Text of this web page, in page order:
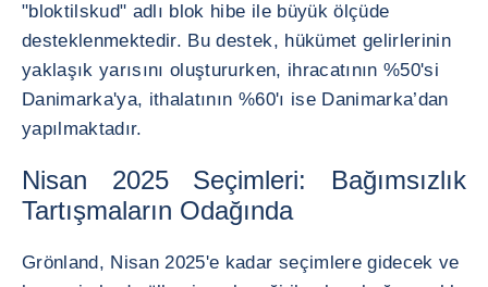
"bloktilskud" adlı blok hibe ile büyük ölçüde
desteklenmektedir. Bu destek, hükümet gelirlerinin
yaklaşık yarısını oluştururken, ihracatının %50'si
Danimarka'ya, ithalatının %60'ı ise Danimarka’dan
yapılmaktadır.
Nisan 2025 Seçimleri: Bağımsızlık
Tartışmaların Odağında
Grönland, Nisan 2025'e kadar seçimlere gidecek ve